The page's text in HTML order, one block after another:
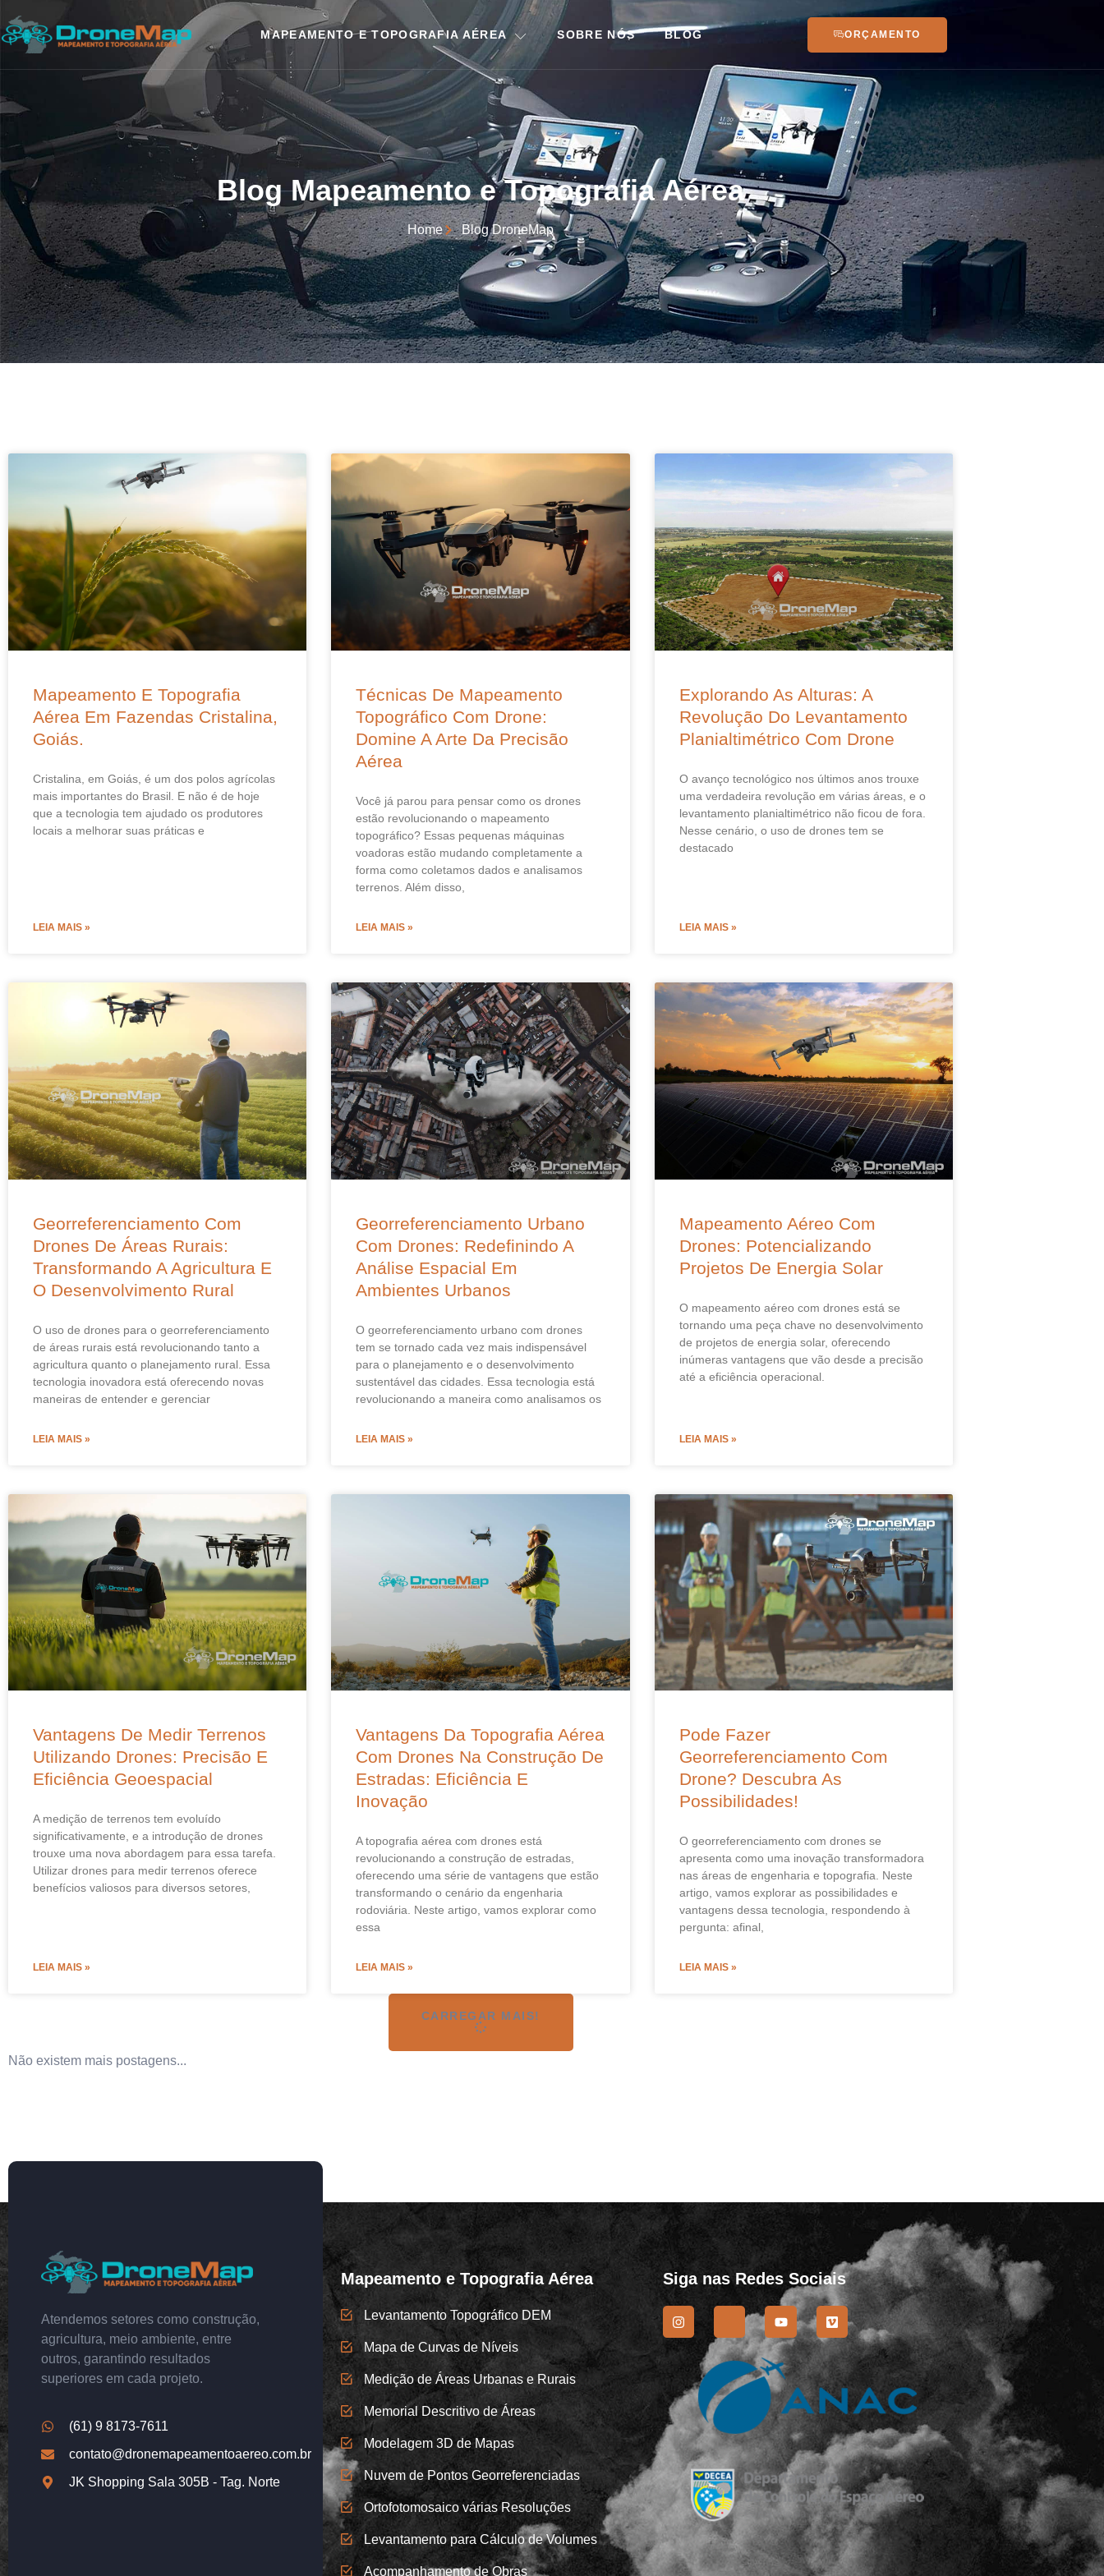
MAPEAMENTO E TOPOGRAFIA AÉREA SOBRE NÓS BLOG ORÇAMENTO
Blog Mapeamento e Topografia Aérea
Home Blog DroneMap
Mapeamento E Topografia
Aérea Em Fazendas Cristalina,
Goiás.
Cristalina, em Goiás, é um dos polos agrícolas
mais importantes do Brasil. E não é de hoje
que a tecnologia tem ajudado os produtores
locais a melhorar suas práticas e
LEIA MAIS »
Técnicas De Mapeamento
Topográfico Com Drone:
Domine A Arte Da Precisão
Aérea
Você já parou para pensar como os drones
estão revolucionando o mapeamento
topográfico? Essas pequenas máquinas
voadoras estão mudando completamente a
forma como coletamos dados e analisamos
terrenos. Além disso,
LEIA MAIS »
Explorando As Alturas: A
Revolução Do Levantamento
Planialtimétrico Com Drone
O avanço tecnológico nos últimos anos trouxe
uma verdadeira revolução em várias áreas, e o
levantamento planialtimétrico não ficou de fora.
Nesse cenário, o uso de drones tem se
destacado
LEIA MAIS »
Georreferenciamento Com
Drones De Áreas Rurais:
Transformando A Agricultura E
O Desenvolvimento Rural
O uso de drones para o georreferenciamento
de áreas rurais está revolucionando tanto a
agricultura quanto o planejamento rural. Essa
tecnologia inovadora está oferecendo novas
maneiras de entender e gerenciar
LEIA MAIS »
Georreferenciamento Urbano
Com Drones: Redefinindo A
Análise Espacial Em
Ambientes Urbanos
O georreferenciamento urbano com drones
tem se tornado cada vez mais indispensável
para o planejamento e o desenvolvimento
sustentável das cidades. Essa tecnologia está
revolucionando a maneira como analisamos os
LEIA MAIS »
Mapeamento Aéreo Com
Drones: Potencializando
Projetos De Energia Solar
O mapeamento aéreo com drones está se
tornando uma peça chave no desenvolvimento
de projetos de energia solar, oferecendo
inúmeras vantagens que vão desde a precisão
até a eficiência operacional.
LEIA MAIS »
Vantagens De Medir Terrenos
Utilizando Drones: Precisão E
Eficiência Geoespacial
A medição de terrenos tem evoluído
significativamente, e a introdução de drones
trouxe uma nova abordagem para essa tarefa.
Utilizar drones para medir terrenos oferece
benefícios valiosos para diversos setores,
LEIA MAIS »
Vantagens Da Topografia Aérea
Com Drones Na Construção De
Estradas: Eficiência E
Inovação
A topografia aérea com drones está
revolucionando a construção de estradas,
oferecendo uma série de vantagens que estão
transformando o cenário da engenharia
rodoviária. Neste artigo, vamos explorar como
essa
LEIA MAIS »
Pode Fazer
Georreferenciamento Com
Drone? Descubra As
Possibilidades!
O georreferenciamento com drones se
apresenta como uma inovação transformadora
nas áreas de engenharia e topografia. Neste
artigo, vamos explorar as possibilidades e
vantagens dessa tecnologia, respondendo à
pergunta: afinal,
LEIA MAIS »
CARREGAR MAIS!
Não existem mais postagens...
Atendemos setores como construção,
agricultura, meio ambiente, entre
outros, garantindo resultados
superiores em cada projeto.
(61) 9 8173-7611
contato@dronemapeamentoaereo.com.br
JK Shopping Sala 305B - Tag. Norte
Mapeamento e Topografia Aérea
Levantamento Topográfico DEM
Mapa de Curvas de Níveis
Medição de Áreas Urbanas e Rurais
Memorial Descritivo de Áreas
Modelagem 3D de Mapas
Nuvem de Pontos Georreferenciadas
Ortofotomosaico várias Resoluções
Levantamento para Cálculo de Volumes
Acompanhamento de Obras
Siga nas Redes Sociais